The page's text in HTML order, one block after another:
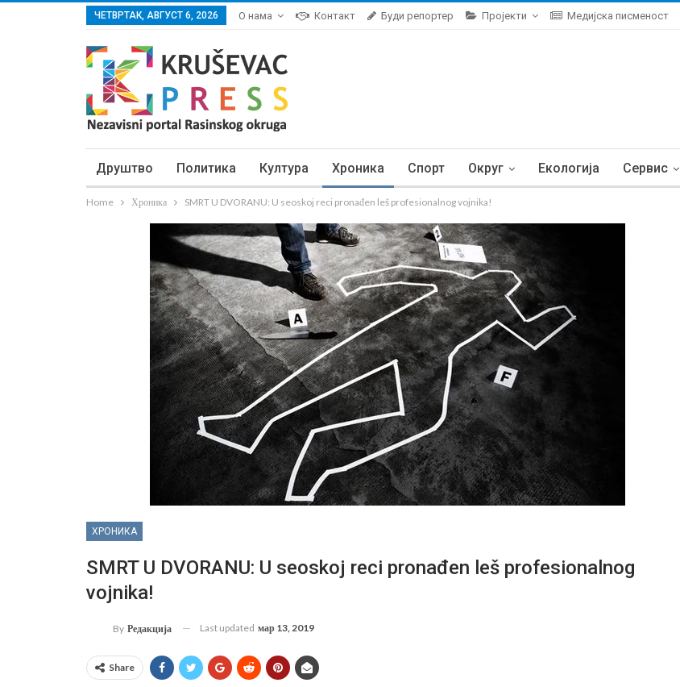
ЧЕТВРТАК, АВГУСТ 6, 2026 О нама Контакт Буди репортер Пројекти Медијска писменост
Друштво Политика Култура Хроника Спорт Округ Екологија Сервис
Home Хроника SMRT U DVORANU: U seoskoj reci pronađen leš profesionalnog vojnika!
ХРОНИКА
SMRT U DVORANU: U seoskoj reci pronađen leš profesionalnog
vojnika!
By Редакција Last updated мар 13, 2019
Share